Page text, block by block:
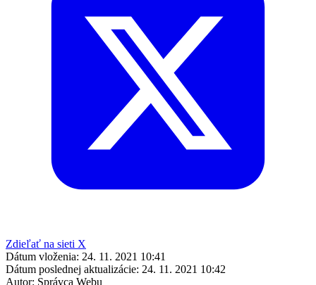
Zdieľať na sieti X
Dátum vloženia: 24. 11. 2021 10:41
Dátum poslednej aktualizácie: 24. 11. 2021 10:42
Autor: Správca Webu